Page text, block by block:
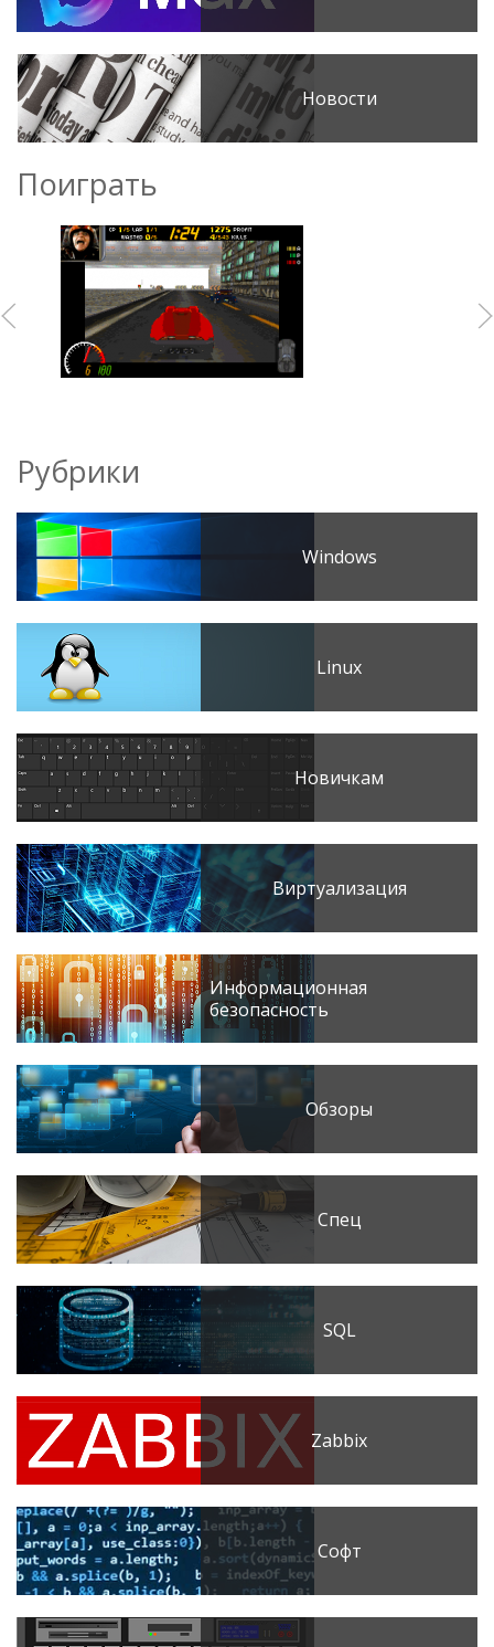
Новости
Поиграть
Рубрики
Windows
Linux
Новичкам
Виртуализация
Информационная
безопасность
Обзоры
Спец
SQL
Zabbix
Софт